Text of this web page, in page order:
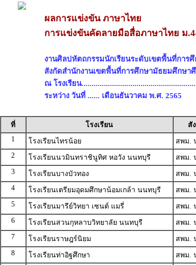
ผลการแข่งขัน ภาษาไทย
การแข่งขันคัดลายมือสื่อภาษาไทย ม
งานศิลปหัตถกรรมนักเรียนระดับเขตพื้นที่การศึ
สังกัดสำนักงานเขตพื้นที่การศึกษามัธยมศึกษา
ณ โรงเรียน
ระหว่าง วันที่ ...... เดือนธันวาคม พ.ศ. 2565
ที่ โรงเรียน สั
1
โรงเรียนไทรน้อย สพม.
2
โรงเรียนนวมินทราชินูทิศ หอวัง นนทบุรี สพม.
3
โรงเรียนบางบัวทอง สพม.
4
โรงเรียนเตรียมอุดมศึกษาน้อมเกล้า นนทบุรี สพม.
5 โรงเรียนมารีย์วิทยา เซนต์ แมรี่ สพม.
6 โรงเรียนสวนกุหลาบวิทยาลัย นนทบุรี สพม.
7 โรงเรียนราษฎร์นิยม สพม.
8 โรงเรียนท่าอิฐศึกษา สพม.